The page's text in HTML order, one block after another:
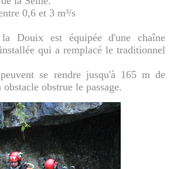
0,6 et 3 m³/s
Douix est équipée d'une chaîne
qui a remplacé le traditionnel
se rendre jusqu'à 165 m de
obstrue le passage.